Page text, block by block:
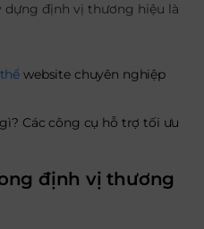
dựng định vị thương hiệu là
website chuyên nghiệp
Các công cụ hỗ trợ tối ưu
định vị thương